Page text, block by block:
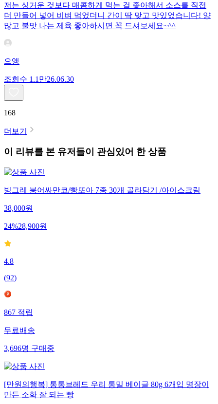
저는 싱거운 것보다 매콤하게 먹는 걸 좋아해서 소스를 직접
더 만들어 넣어 비벼 먹었더니 간이 딱 맞고 맛있었습니다! 양
많고 불맛 나는 제육 좋아하시면 꼭 드셔보세요~^^
으앵
조회수 1.1만26.06.30
168
더보기
이 리뷰를 본 유저들이 관심있어 한 상품
빙그레 붕어싸만코/빵또아 7종 30개 골라담기 /아이스크림
38,000원
24%28,900원
4.8
(92)
867 적립
무료배송
3,696명 구매중
[만원의행복] 통통브레드 우리 통밀 베이글 80g 6개입 명장이
만든 소화 잘 되는 빵